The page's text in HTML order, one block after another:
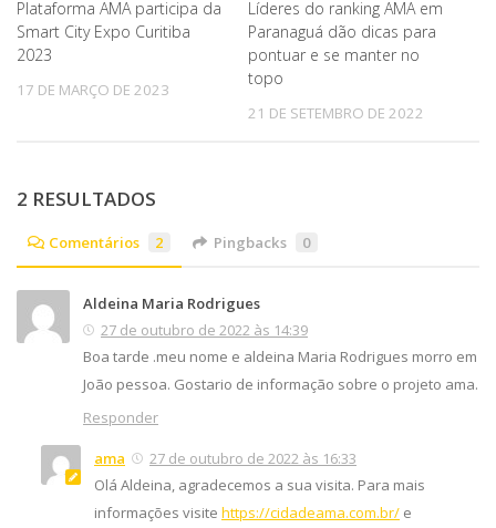
Plataforma AMA participa da
Smart City Expo Curitiba
2023
17 DE MARÇO DE 2023
Líderes do ranking AMA em
Paranaguá dão dicas para
pontuar e se manter no
topo
21 DE SETEMBRO DE 2022
2 RESULTADOS
Comentários 2 Pingbacks 0
Aldeina Maria Rodrigues
27 de outubro de 2022 às 14:39
Boa tarde .meu nome e aldeina Maria Rodrigues morro em
João pessoa. Gostario de informação sobre o projeto ama.
Responder
ama
27 de outubro de 2022 às 16:33
Olá Aldeina, agradecemos a sua visita. Para mais
informações visite https://cidadeama.com.br/ e